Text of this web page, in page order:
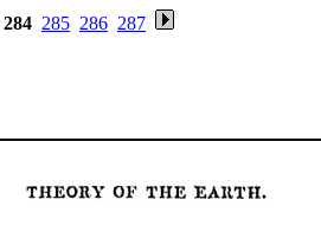
284 285 286 287